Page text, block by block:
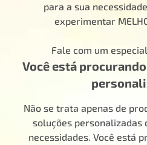
para a sua
experimentar
Fale com um
Você está
Não se trata apenas de
soluções personalizadas
necessidades. Você está